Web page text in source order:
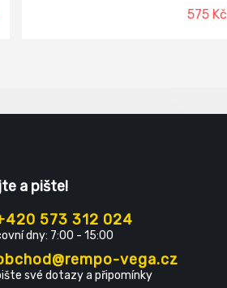
knoflíky a pohodlným střihem dělá z
575 Kč
a pište!
573 312 024
dny: 7:00 - 15:00
vega.cz
své dotazy a připomínky